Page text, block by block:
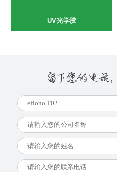
UV光学胶